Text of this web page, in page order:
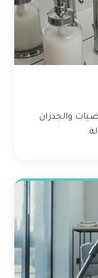
والجدران